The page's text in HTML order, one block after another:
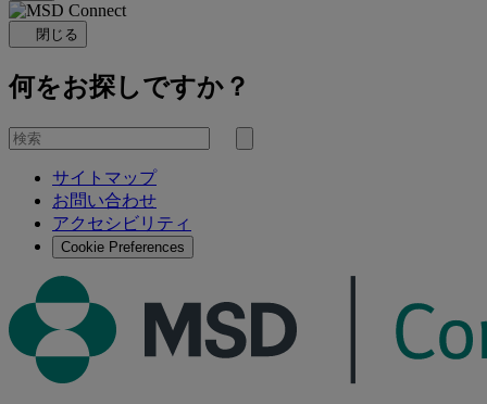
閉じる
何をお探しですか？
を
検
サイトマップ
お問い合わせ
アクセシビリティ
Cookie Preferences